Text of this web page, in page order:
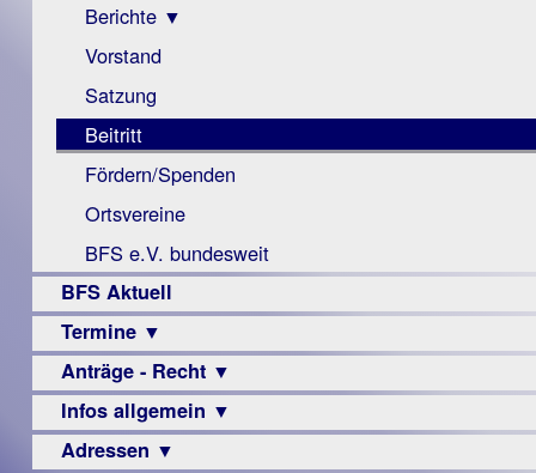
Visus
Zeitschrift
Monokular
Mac
Instagram-
Links
Berichte ▼
Archiv
Berichte
Vorstand
Satzung
Beitritt
Fördern/Spenden
Ortsvereine
BFS e.V. bundesweit
BFS Aktuell
Termine ▼
Veranstaltungsprogramme
Anträge - Recht ▼
Archiv
Urteile
Infos allgemein ▼
Sehbehinderung
Adressen ▼